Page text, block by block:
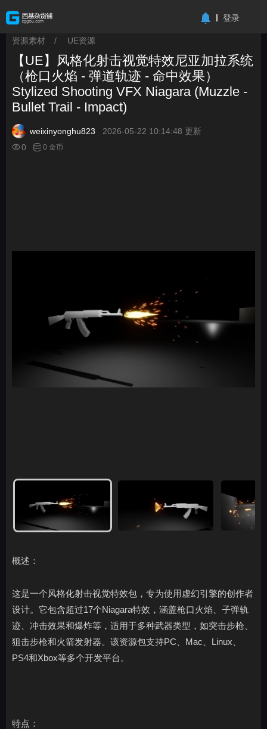
登录
资源素材 / UE资源
【UE】风格化射击视觉特效尼亚加拉系统
（枪口火焰 - 弹道轨迹 - 命中效果）
Stylized Shooting VFX Niagara (Muzzle -
Bullet Trail - Impact)
weixinyonghu823
2026-05-22 10:14:48 更新
0
0 金币
概述：
这是一个风格化射击视觉特效包，专为使用虚幻引擎的创作者
设计。它包含超过17个Niagara特效，涵盖枪口火焰、子弹轨
迹、冲击效果和爆炸等，适用于多种武器类型，如突击步枪、
狙击步枪和火箭发射器。该资源包支持PC、Mac、Linux、
PS4和Xbox等多个开发平台。
特点：